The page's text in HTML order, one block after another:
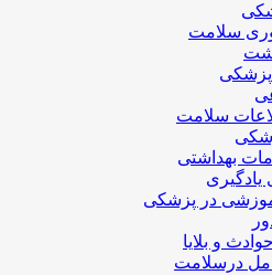
سلامت
پزشکی
سلامت
بهداشتی
یادگیری
در پزشکی
و بلایا
درسلامت